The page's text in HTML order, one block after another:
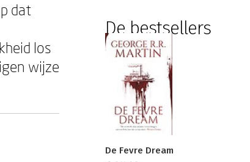
dat
los
wijze
De bestsellers
De Fevre Dream